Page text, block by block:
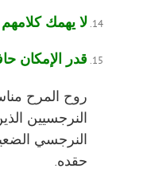
لا يهمك
قدر الإمكان
روح المرح
النرجسيين
النرجسي
حقده.